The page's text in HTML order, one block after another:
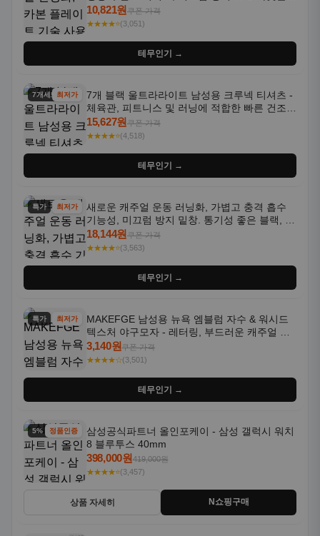
통기성 화이트-퍼플 그라데이션, 헬스, 트레이
닝 - 남성용, 여성용, 모든 계절에 적합
10,821원쿠폰 가격
★★★★⭐(3,051)
테무인기 →
7개세트최저가
7개 블랙 울트라라이트 남성용 크루넥 티셔츠 -
체육관, 피트니스 및 러닝에 적합한 빠른 건조,
통기성 좋은 수분 흡수 반팔 운동복
15,627원쿠폰 가격
★★★★⭐(4,518)
테무인기 →
특가 최저가
새로운 캐주얼 운동 러닝화, 가볍고 충격 흡수
기능성, 미끄럼 방지 밑창. 통기성 좋은 블랙, 화
이트, 퍼플 그라데이션 색상
18,144원쿠폰 가격
★★★★⭐(3,563)
테무인기 →
특가 최저가
MAKEFGE 남성용 뉴욕 엠블럼 자수 & 워시드
텍스처 야구모자 - 레터링, 부드러운 캐주얼 모
자, NYC 스타일
3,140원쿠폰 가격
★★★★☆(3,501)
테무인기 →
5% 할인정품인증
삼성공식파트너 올인포케이 - 삼성 갤럭시 워치
8 블루투스 40mm
398,000원419,000원
★★★★⭐(3,457)
상품 자세히 N쇼핑구매